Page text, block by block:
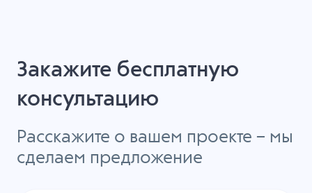
Закажите бесплатную
консультацию
Расскажите о вашем проекте – мы
сделаем предложение